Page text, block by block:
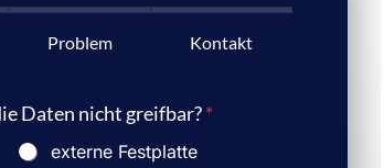
Problem Kontakt
Daten nicht greifbar?*
externe Festplatte